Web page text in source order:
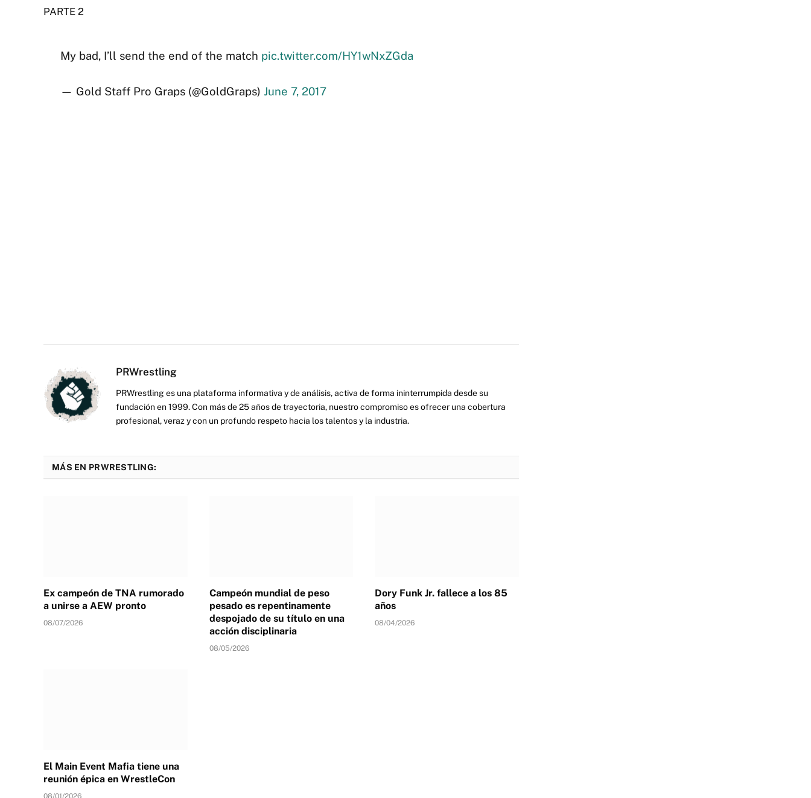
PARTE 2
My bad, I’ll send the end of the match pic.twitter.com/HY1wNxZGda
— Gold Staff Pro Graps (@GoldGraps) June 7, 2017
PRWrestling
PRWrestling es una plataforma informativa y de análisis, activa de forma ininterrumpida desde su
fundación en 1999. Con más de 25 años de trayectoria, nuestro compromiso es ofrecer una cobertura
profesional, veraz y con un profundo respeto hacia los talentos y la industria.
MÁS EN PRWRESTLING:
Ex campeón de TNA rumorado
a unirse a AEW pronto
08/07/2026
Campeón mundial de peso
pesado es repentinamente
despojado de su título en una
acción disciplinaria
08/05/2026
Dory Funk Jr. fallece a los 85
años
08/04/2026
El Main Event Mafia tiene una
reunión épica en WrestleCon